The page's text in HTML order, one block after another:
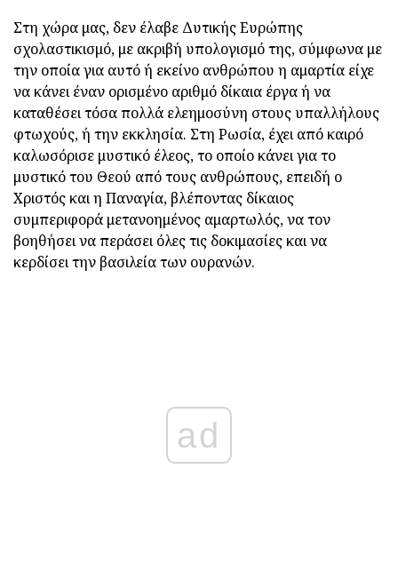
Στη χώρα μας, δεν έλαβε Δυτικής Ευρώπης
σχολαστικισμό, με ακριβή υπολογισμό της, σύμφωνα με
την οποία για αυτό ή εκείνο ανθρώπου η αμαρτία είχε
να κάνει έναν ορισμένο αριθμό δίκαια έργα ή να
καταθέσει τόσα πολλά ελεημοσύνη στους υπαλλήλους
φτωχούς, ή την εκκλησία. Στη Ρωσία, έχει από καιρό
καλωσόρισε μυστικό έλεος, το οποίο κάνει για το
μυστικό του Θεού από τους ανθρώπους, επειδή ο
Χριστός και η Παναγία, βλέποντας δίκαιος
συμπεριφορά μετανοημένος αμαρτωλός, να τον
βοηθήσει να περάσει όλες τις δοκιμασίες και να
κερδίσει την βασιλεία των ουρανών.
ad